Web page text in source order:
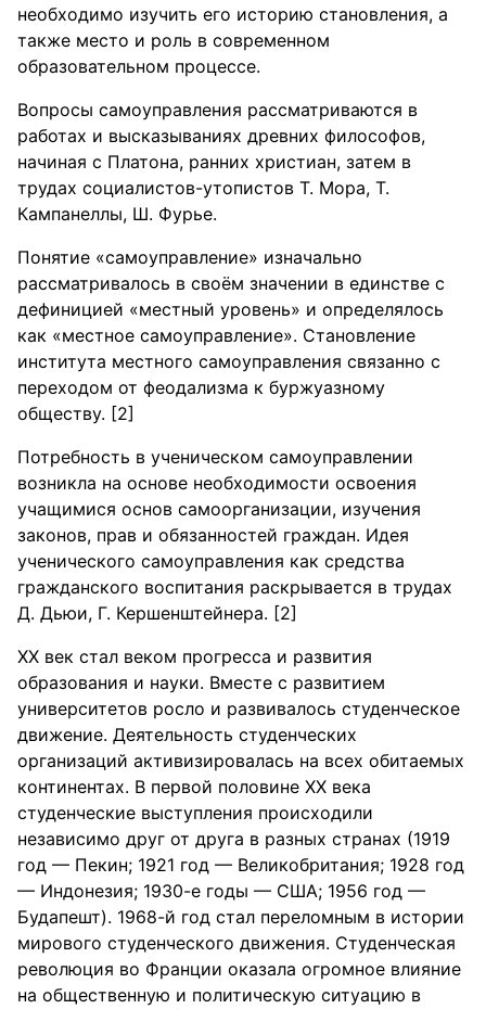
необходимо изучить его историю становления, а
также место и роль в современном
образовательном процессе.
Вопросы самоуправления рассматриваются в
работах и высказываниях древних философов,
начиная с Платона, ранних христиан, затем в
трудах социалистов-утопистов Т. Мора, Т.
Кампанеллы, Ш. Фурье.
Понятие «самоуправление» изначально
рассматривалось в своём значении в единстве с
дефиницией «местный уровень» и определялось
как «местное самоуправление». Становление
института местного самоуправления связанно с
переходом от феодализма к буржуазному
обществу. [2]
Потребность в ученическом самоуправлении
возникла на основе необходимости освоения
учащимися основ самоорганизации, изучения
законов, прав и обязанностей граждан. Идея
ученического самоуправления как средства
гражданского воспитания раскрывается в трудах
Д. Дьюи, Г. Кершенштейнера. [2]
XX век стал веком прогресса и развития
образования и науки. Вместе с развитием
университетов росло и развивалось студенческое
движение. Деятельность студенческих
организаций активизировалась на всех обитаемых
континентах. В первой половине ХХ века
студенческие выступления происходили
независимо друг от друга в разных странах (1919
год — Пекин; 1921 год — Великобритания; 1928 год
— Индонезия; 1930-е годы — США; 1956 год —
Будапешт). 1968-й год стал переломным в истории
мирового студенческого движения. Студенческая
революция во Франции оказала огромное влияние
на общественную и политическую ситуацию в